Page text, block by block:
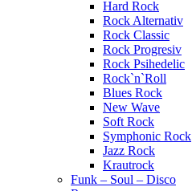
Hard Rock
Rock Alternativ
Rock Classic
Rock Progresiv
Rock Psihedelic
Rock`n`Roll
Blues Rock
New Wave
Soft Rock
Symphonic Rock
Jazz Rock
Krautrock
Funk – Soul – Disco